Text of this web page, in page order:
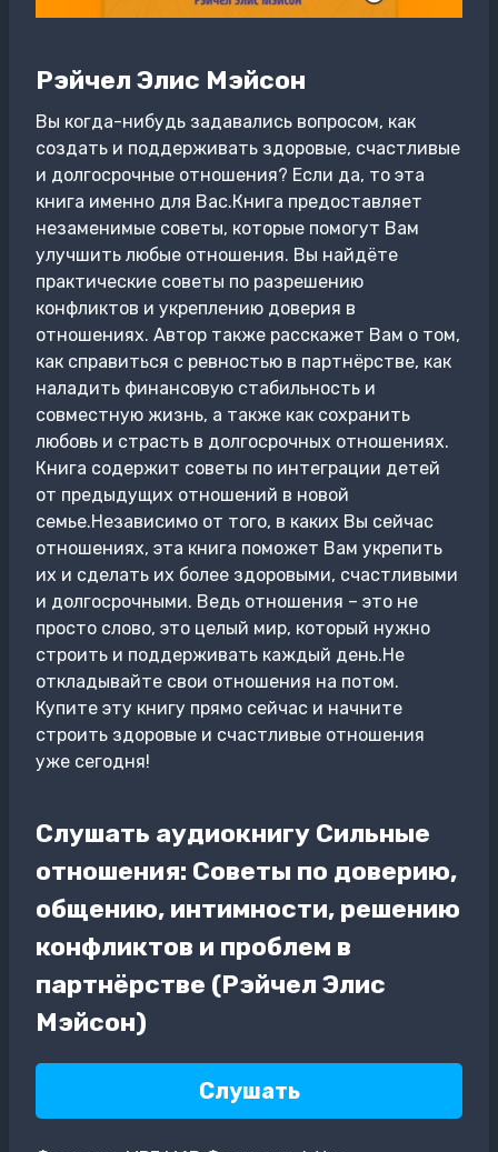
Рэйчел Элис Мэйсон
Вы когда-нибудь задавались вопросом, как
создать и поддерживать здоровые, счастливые
и долгосрочные отношения? Если да, то эта
книга именно для Вас.Книга предоставляет
незаменимые советы, которые помогут Вам
улучшить любые отношения. Вы найдёте
практические советы по разрешению
конфликтов и укреплению доверия в
отношениях. Автор также расскажет Вам о том,
как справиться с ревностью в партнёрстве, как
наладить финансовую стабильность и
совместную жизнь, а также как сохранить
любовь и страсть в долгосрочных отношениях.
Книга содержит советы по интеграции детей
от предыдущих отношений в новой
семье.Независимо от того, в каких Вы сейчас
отношениях, эта книга поможет Вам укрепить
их и сделать их более здоровыми, счастливыми
и долгосрочными. Ведь отношения – это не
просто слово, это целый мир, который нужно
строить и поддерживать каждый день.Не
откладывайте свои отношения на потом.
Купите эту книгу прямо сейчас и начните
строить здоровые и счастливые отношения
уже сегодня!
Слушать аудиокнигу Сильные
отношения: Советы по доверию,
общению, интимности, решению
конфликтов и проблем в
партнёрстве (Рэйчел Элис
Мэйсон)
Слушать